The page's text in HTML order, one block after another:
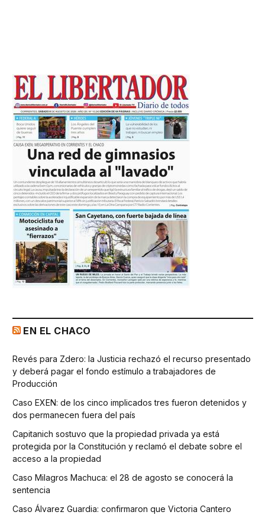
EN EL CHACO
Revés para Zdero: la Justicia rechazó el recurso presentado
y deberá pagar el fondo estímulo a trabajadores de
Producción
Caso EXEN: de los cinco implicados tres fueron detenidos y
dos permanecen fuera del país
Capitanich sostuvo que la propiedad privada ya está
protegida por la Constitución y reclamó el debate sobre el
acceso a la propiedad
Caso Milagros Machuca: el 28 de agosto se conocerá la
sentencia
Caso Álvarez Guardia: confirmaron que Victoria Cantero